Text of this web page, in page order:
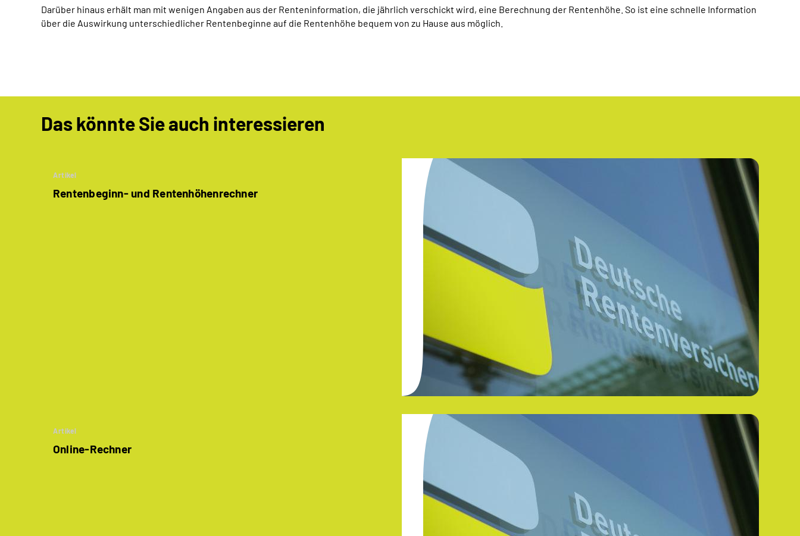
Darüber hinaus erhält man mit wenigen Angaben aus der Renteninformation, die jährlich verschickt wird, eine Berechnung der Rentenhöhe. So ist eine schnelle Information
über die Auswirkung unterschiedlicher Rentenbeginne auf die Rentenhöhe bequem von zu Hause aus möglich.
Das könnte Sie auch interessieren
Artikel
Rentenbeginn- und Rentenhöhenrechner
Artikel
Online-Rechner